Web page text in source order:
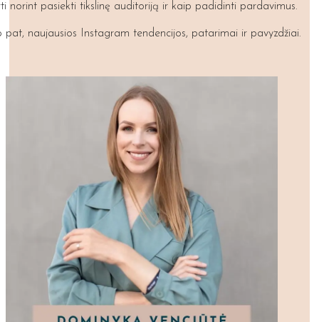
norint pasiekti tikslinę auditoriją ir kaip padidinti pardavimus.
pat, naujausios Instagram tendencijos, patarimai ir pavyzdžiai.